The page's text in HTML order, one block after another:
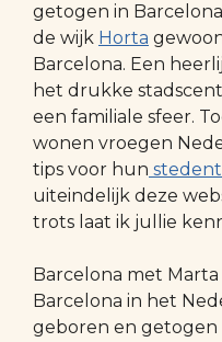
getogen in
de wijk Horta
Barcelona. Een
het drukke
een familiale sfeer.
wonen vroegen
tips voor hun
uiteindelijk deze
trots laat ik jullie
Barcelona met Marta
Barcelona in het
geboren en getogen